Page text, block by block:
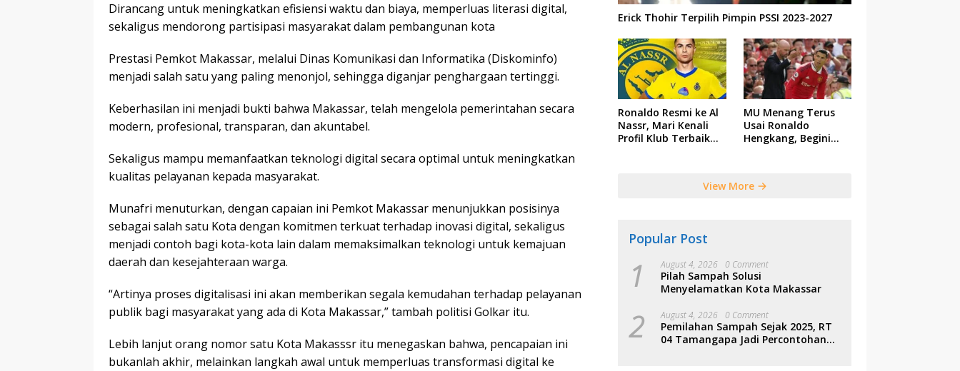
Dirancang untuk meningkatkan efisiensi waktu dan biaya, memperluas literasi digital,
sekaligus mendorong partisipasi masyarakat dalam pembangunan kota
Prestasi Pemkot Makassar, melalui Dinas Komunikasi dan Informatika (Diskominfo)
menjadi salah satu yang paling menonjol, sehingga diganjar penghargaan tertinggi.
Keberhasilan ini menjadi bukti bahwa Makassar, telah mengelola pemerintahan secara
modern, profesional, transparan, dan akuntabel.
Sekaligus mampu memanfaatkan teknologi digital secara optimal untuk meningkatkan
kualitas pelayanan kepada masyarakat.
Munafri menuturkan, dengan capaian ini Pemkot Makassar menunjukkan posisinya
sebagai salah satu Kota dengan komitmen terkuat terhadap inovasi digital, sekaligus
menjadi contoh bagi kota-kota lain dalam memaksimalkan teknologi untuk kemajuan
daerah dan kesejahteraan warga.
“Artinya proses digitalisasi ini akan memberikan segala kemudahan terhadap pelayanan
publik bagi masyarakat yang ada di Kota Makassar,” tambah politisi Golkar itu.
Lebih lanjut orang nomor satu Kota Makasssr itu menegaskan bahwa, pencapaian ini
bukanlah akhir, melainkan langkah awal untuk memperluas transformasi digital ke
Erick Thohir Terpilih Pimpin PSSI 2023-2027
Ronaldo Resmi ke Al
Nassr, Mari Kenali
Profil Klub Terbaik
MU Menang Terus
Usai Ronaldo
Hengkang, Begini
View More
Popular Post
1 August 4, 2026 0 Comment
Pilah Sampah Solusi
Menyelamatkan Kota Makassar
2 August 4, 2026 0 Comment
Pemilahan Sampah Sejak 2025, RT
04 Tamangapa Jadi Percontohan